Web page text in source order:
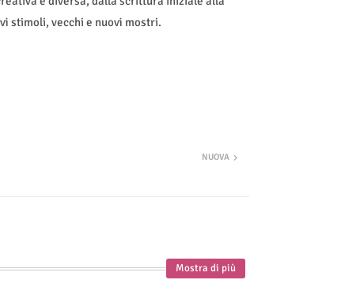
stimoli, vecchi e nuovi mostri.
NUOVA
Mostra di più